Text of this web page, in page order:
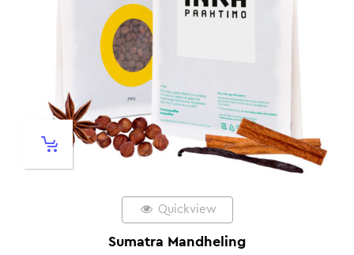
Quickview
Sumatra Mandheling